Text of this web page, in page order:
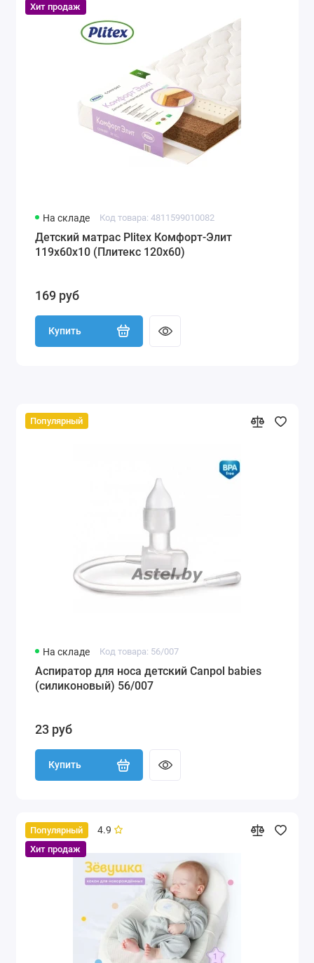
Хит продаж
На складе Код товара: 4811599010082
Детский матрас Plitex Комфорт-Элит
119x60x10 (Плитекс 120х60)
169 руб
Купить
Популярный
На складе Код товара: 56/007
Аспиратор для носа детский Canpol babies
(силиконовый) 56/007
23 руб
Купить
Популярный
Хит продаж
4.9